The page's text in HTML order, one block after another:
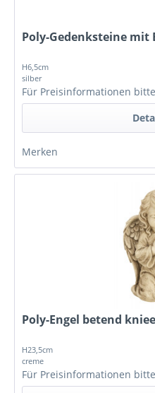
Poly-Gedenksteine mit
H6,5cm
silber
Für Preisinformationen bitte
Merken
Poly-Engel betend
H23,5cm
creme
Für Preisinformationen bitte